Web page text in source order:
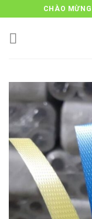
qua
nội
CHÀO